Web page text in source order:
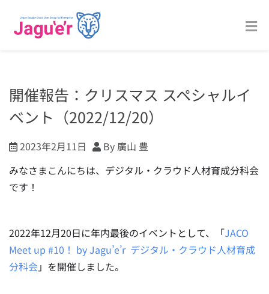
開催報告：クリスマス スペシャルイ
ベント（2022/12/20）
2023年2月11日
By 廣山 豊
みなさまこんにちは、デジタル・クラウド人材育成分科会
です！
2022年12月20日に年内最後のイベントとして、「JACO
Meet up #10！ by Jagu’e’r デジタル・クラウド人材育成
分科会」を開催しました。